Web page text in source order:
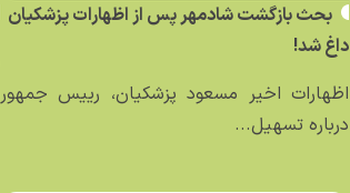
بحث بازگشت شادمهر پس از اظهارات پزشکیان
داغ شد!
اظهارات اخیر مسعود پزشکیان، رییس جمهور
درباره تسهیل...